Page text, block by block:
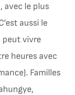
le plus
aussi le
peut vivre
heures avec
Familles